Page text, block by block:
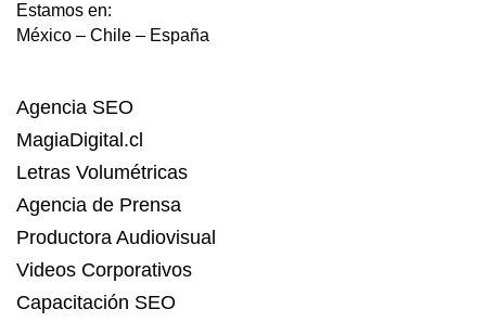
Estamos en:
México – Chile – España
Agencia SEO
MagiaDigital.cl
Letras Volumétricas
Agencia de Prensa
Productora Audiovisual
Videos Corporativos
Capacitación SEO